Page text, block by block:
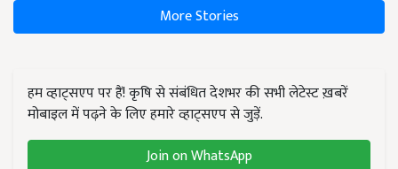
More Stories
हम व्हाट्सएप पर हैं! कृषि से संबंधित देशभर की सभी लेटेस्ट ख़बरें
मोबाइल में पढ़ने के लिए हमारे व्हाट्सएप से जुड़ें.
Join on WhatsApp